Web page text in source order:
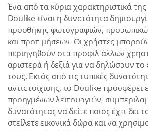
Ένα από τα κύρια χαρακτηριστικά
Doulike είναι η δυνατότητα
προσθήκης φωτογραφιών,
και προτιμήσεων. Οι χρήστες
περιηγηθούν στα προφίλ άλλων
αριστερά ή δεξιά για να δηλώσουν το
τους. Εκτός από τις τυπικές
αντιστοίχισης, το Doulike προσφέρει
προηγμένων λειτουργιών,
δυνατότητας να δείτε ποιος έχει δει
στείλετε εικονικά δώρα και να